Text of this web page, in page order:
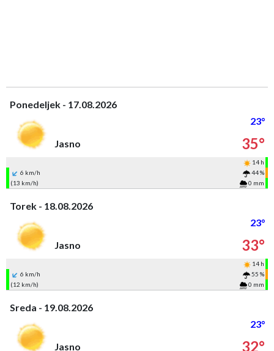
Ponedeljek - 17.08.2026
23°
Jasno
35°
14 h
6 km/h
44 %
(13 km/h)
0 mm
Torek - 18.08.2026
23°
Jasno
33°
14 h
6 km/h
55 %
(12 km/h)
0 mm
Sreda - 19.08.2026
23°
Jasno
32°